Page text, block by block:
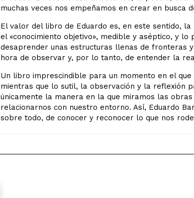
muchas veces nos empeñamos en crear en busca
El valor del libro de Eduardo es, en este sentido,
el «conocimiento objetivo», medible y aséptico, y
desaprender unas estructuras llenas de fronteras
hora de observar y, por lo tanto, de entender la
Un libro imprescindible para un momento en el
mientras que lo sutil, la observación y la reflexión
únicamente la manera en la que miramos las
relacionarnos con nuestro entorno. Así, Eduardo
sobre todo, de conocer y reconocer lo que nos